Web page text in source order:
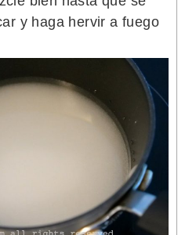
y haga hervir a fuego